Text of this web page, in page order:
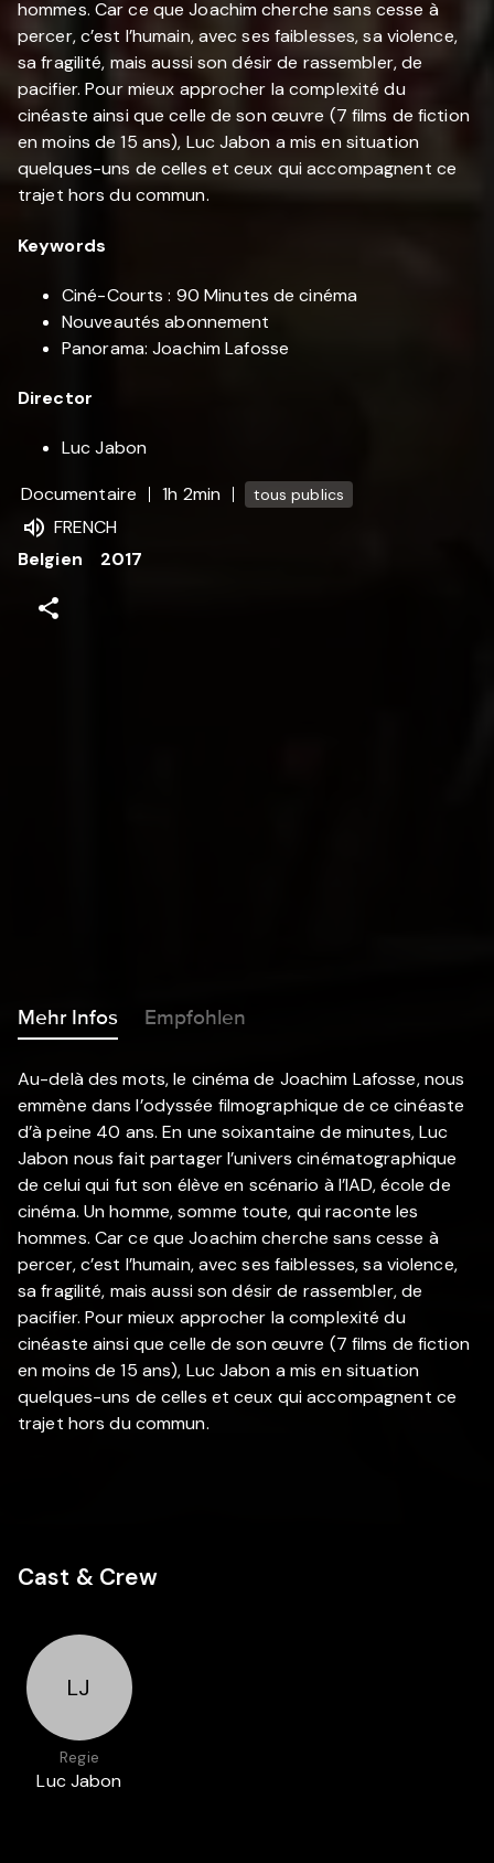
hommes. Car ce que Joachim cherche sans cesse à
percer, c’est l’humain, avec ses faiblesses, sa violence,
sa fragilité, mais aussi son désir de rassembler, de
pacifier. Pour mieux approcher la complexité du
cinéaste ainsi que celle de son œuvre (7 films de fiction
en moins de 15 ans), Luc Jabon a mis en situation
quelques-uns de celles et ceux qui accompagnent ce
trajet hors du commun.
Keywords
Ciné-Courts : 90 Minutes de cinéma
Nouveautés abonnement
Panorama: Joachim Lafosse
Director
Luc Jabon
Documentaire
1h 2min tous publics
FRENCH
Belgien
2017
Mehr Infos Empfohlen
Au-delà des mots, le cinéma de Joachim Lafosse, nous
emmène dans l’odyssée filmographique de ce cinéaste
d’à peine 40 ans. En une soixantaine de minutes, Luc
Jabon nous fait partager l’univers cinématographique
de celui qui fut son élève en scénario à l’IAD, école de
cinéma. Un homme, somme toute, qui raconte les
hommes. Car ce que Joachim cherche sans cesse à
percer, c’est l’humain, avec ses faiblesses, sa violence,
sa fragilité, mais aussi son désir de rassembler, de
pacifier. Pour mieux approcher la complexité du
cinéaste ainsi que celle de son œuvre (7 films de fiction
en moins de 15 ans), Luc Jabon a mis en situation
quelques-uns de celles et ceux qui accompagnent ce
trajet hors du commun.
Cast & Crew
LJ
Regie
Luc Jabon